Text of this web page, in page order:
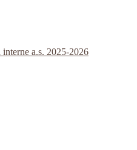
a.s. 2025-2026